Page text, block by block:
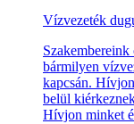
Vízvezeték
bármilyen
kapcsán.
belül
Hívjon minket